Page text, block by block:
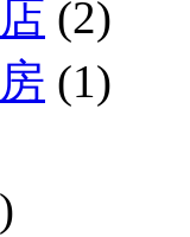
(2)
(1)